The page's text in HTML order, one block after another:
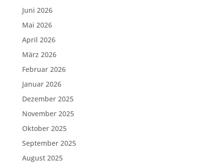
Juni 2026
Mai 2026
April 2026
März 2026
Februar 2026
Januar 2026
Dezember 2025
November 2025
Oktober 2025
September 2025
August 2025